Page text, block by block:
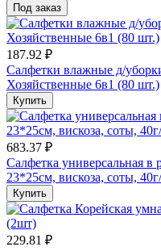
Под заказ
187.92 ₽
Салфетки влажные д/
Хозяйственные 6в1 (80 шт.)
Купить
683.37 ₽
Салфетка универсальная
23*25см, вискоза, соты,
Купить
229.81 ₽